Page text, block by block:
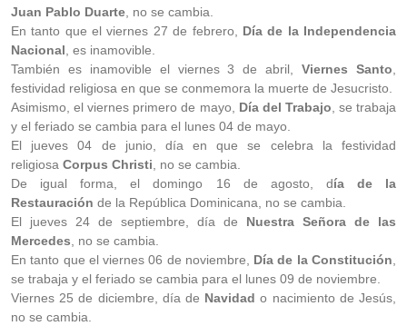
Juan Pablo Duarte, no se cambia.
En tanto que el viernes 27 de febrero, Día de la Independencia
Nacional, es inamovible.
También es inamovible el viernes 3 de abril,Viernes Santo,
festividad religiosa en que se conmemora la muerte de Jesucristo.
Asimismo, el viernes primero de mayo, Día del Trabajo, se trabaja
y el feriado se cambia para el lunes 04 de mayo.
El jueves 04 de junio, día en que se celebra la festividad
religiosa Corpus Christi, no se cambia.
De igual forma, el domingo 16 de agosto, día de la
Restauración de la República Dominicana, no se cambia.
El jueves 24 de septiembre, día de Nuestra Señora de las
Mercedes, no se cambia.
En tanto que el viernes 06 de noviembre, Día de la Constitución,
se trabaja y el feriado se cambia para el lunes 09 de noviembre.
Viernes 25 de diciembre, día de Navidad o nacimiento de Jesús,
no se cambia.